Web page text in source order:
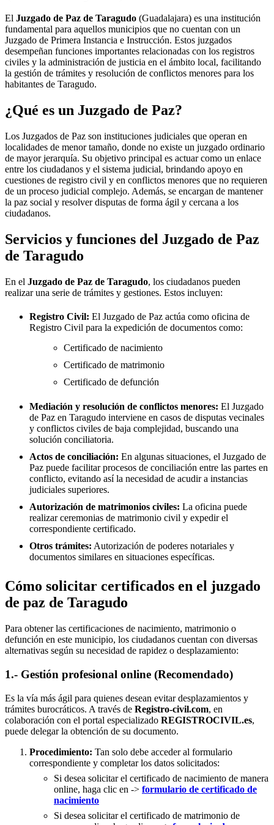
El Juzgado de Paz de Taragudo (Guadalajara) es una institución
fundamental para aquellos municipios que no cuentan con un
Juzgado de Primera Instancia e Instrucción. Estos juzgados
desempeñan funciones importantes relacionadas con los registros
civiles y la administración de justicia en el ámbito local, facilitando
la gestión de trámites y resolución de conflictos menores para los
habitantes de Taragudo.
¿Qué es un Juzgado de Paz?
Los Juzgados de Paz son instituciones judiciales que operan en
localidades de menor tamaño, donde no existe un juzgado ordinario
de mayor jerarquía. Su objetivo principal es actuar como un enlace
entre los ciudadanos y el sistema judicial, brindando apoyo en
cuestiones de registro civil y en conflictos menores que no requieren
de un proceso judicial complejo. Además, se encargan de mantener
la paz social y resolver disputas de forma ágil y cercana a los
ciudadanos.
Servicios y funciones del Juzgado de Paz
de Taragudo
En el Juzgado de Paz de Taragudo, los ciudadanos pueden
realizar una serie de trámites y gestiones. Estos incluyen:
Registro Civil: El Juzgado de Paz actúa como oficina de
Registro Civil para la expedición de documentos como:
Certificado de nacimiento
Certificado de matrimonio
Certificado de defunción
Mediación y resolución de conflictos menores: El Juzgado
de Paz en Taragudo interviene en casos de disputas vecinales
y conflictos civiles de baja complejidad, buscando una
solución conciliatoria.
Actos de conciliación: En algunas situaciones, el Juzgado de
Paz puede facilitar procesos de conciliación entre las partes en
conflicto, evitando así la necesidad de acudir a instancias
judiciales superiores.
Autorización de matrimonios civiles: La oficina puede
realizar ceremonias de matrimonio civil y expedir el
correspondiente certificado.
Otros trámites: Autorización de poderes notariales y
documentos similares en situaciones específicas.
Cómo solicitar certificados en el juzgado
de paz de Taragudo
Para obtener las certificaciones de nacimiento, matrimonio o
defunción en este municipio, los ciudadanos cuentan con diversas
alternativas según su necesidad de rapidez o desplazamiento:
1.- Gestión profesional online (Recomendado)
Es la vía más ágil para quienes desean evitar desplazamientos y
trámites burocráticos. A través de Registro-civil.com, en
colaboración con el portal especializado REGISTROCIVIL.es,
puede delegar la obtención de su documento.
Procedimiento: Tan solo debe acceder al formulario
correspondiente y completar los datos solicitados:
Si desea solicitar el certificado de nacimiento de manera
online, haga clic en -> formulario de certificado de
nacimiento
Si desea solicitar el certificado de matrimonio de